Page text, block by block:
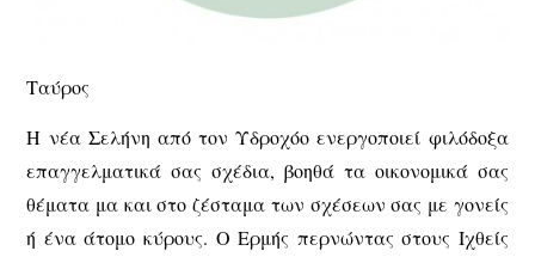
Ταύρος
Η νέα Σελήνη από τον Υδροχόο ενεργοποιεί φιλόδοξα
επαγγελματικά σας σχέδια, βοηθά τα οικονομικά σας
θέματα μα και στο ζέσταμα των σχέσεων σας με γονείς
ή ένα άτομο κύρους. Ο Ερμής περνώντας στους Ιχθείς